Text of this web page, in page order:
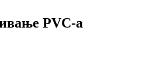
PVC-а